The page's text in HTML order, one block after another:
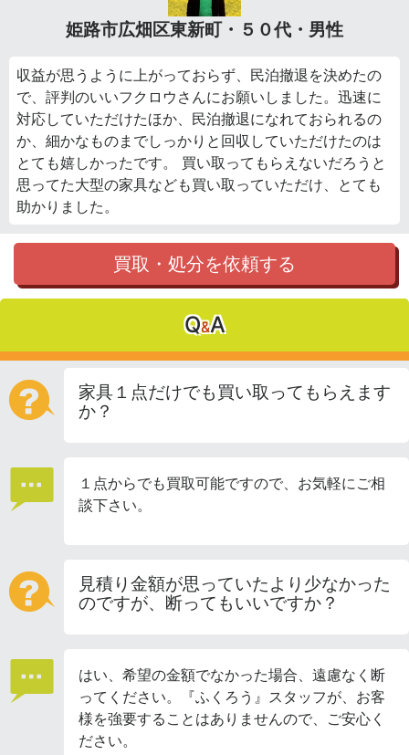
姫路市広畑区東新町・５０代・男性
収益が思うように上がっておらず、民泊撤退を決めたの
で、評判のいいフクロウさんにお願いしました。迅速に
対応していただけたほか、民泊撤退になれておられるの
か、細かなものまでしっかりと回収していただけたのは
とても嬉しかったです。 買い取ってもらえないだろうと
思ってた大型の家具なども買い取っていただけ、とても
助かりました。
買取・処分を依頼する
Q&A
家具１点だけでも買い取ってもらえます
か？
１点からでも買取可能ですので、お気軽にご相
談下さい。
見積り金額が思っていたより少なかった
のですが、断ってもいいですか？
はい、希望の金額でなかった場合、遠慮なく断
ってください。『ふくろう』スタッフが、お客
様を強要することはありませんので、ご安心く
ださい。